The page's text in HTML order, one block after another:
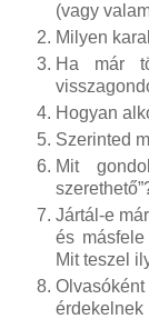
(vagy
Milyen
Ha már
Hogyan
Szerinted
Mit
Jártál-e
és
Mit teszel